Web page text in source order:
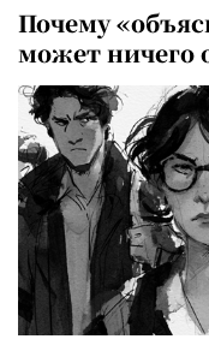
Почему
может ничего